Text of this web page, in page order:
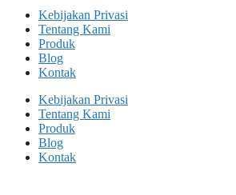
Kebijakan Privasi
Tentang Kami
Produk
Blog
Kontak
Kebijakan Privasi
Tentang Kami
Produk
Blog
Kontak